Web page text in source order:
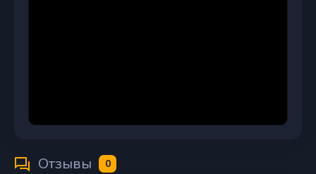
Отзывы 0